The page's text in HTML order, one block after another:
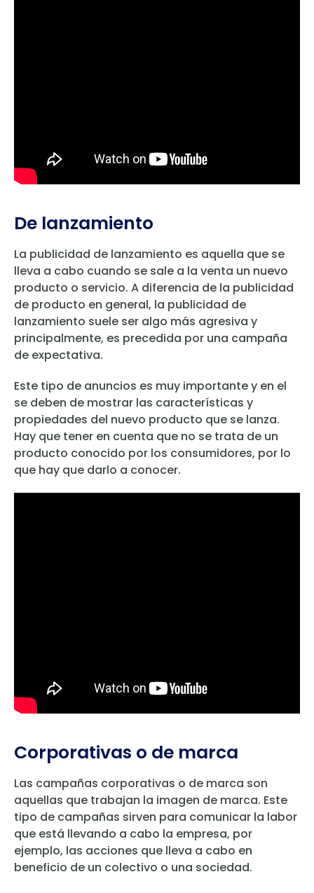
De lanzamiento
La publicidad de lanzamiento es aquella que se
lleva a cabo cuando se sale a la venta un nuevo
producto o servicio. A diferencia de la publicidad
de producto en general, la publicidad de
lanzamiento suele ser algo más agresiva y
principalmente, es precedida por una campaña
de expectativa.
Este tipo de anuncios es muy importante y en el
se deben de mostrar las características y
propiedades del nuevo producto que se lanza.
Hay que tener en cuenta que no se trata de un
producto conocido por los consumidores, por lo
que hay que darlo a conocer.
Corporativas o de marca
Las campañas corporativas o de marca son
aquellas que trabajan la imagen de marca. Este
tipo de campañas sirven para comunicar la labor
que está llevando a cabo la empresa, por
ejemplo, las acciones que lleva a cabo en
beneficio de un colectivo o una sociedad.